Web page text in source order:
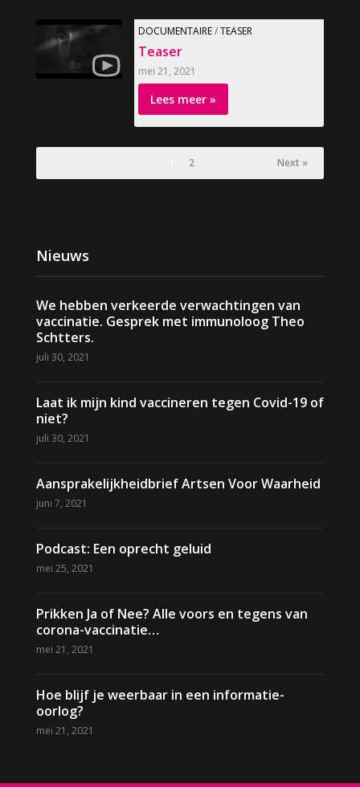
DOCUMENTAIRE/TEASER
Teaser
mei 21, 2021
Lees meer »
2 Next »
Nieuws
We hebben verkeerde verwachtingen van
vaccinatie. Gesprek met immunoloog Theo
Schtters.
juli 30, 2021
Laat ik mijn kind vaccineren tegen Covid-19 of
niet?
juli 30, 2021
Aansprakelijkheidbrief Artsen Voor Waarheid
juni 7, 2021
Podcast: Een oprecht geluid
mei 25, 2021
Prikken Ja of Nee? Alle voors en tegens van
corona-vaccinatie…
mei 21, 2021
Hoe blijf je weerbaar in een informatie-
oorlog?
mei 21, 2021